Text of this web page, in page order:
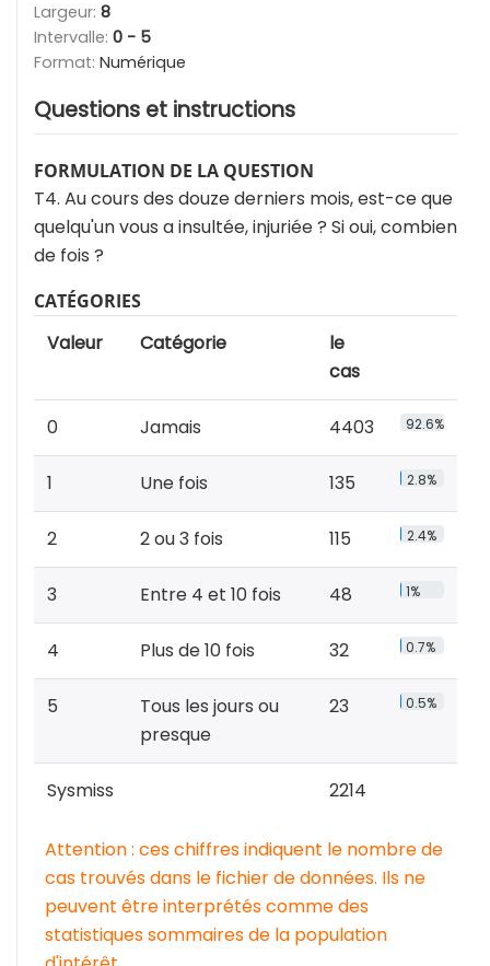
Largeur: 8
Intervalle: 0 - 5
Format: Numérique
Questions et instructions
FORMULATION DE LA QUESTION
T4. Au cours des douze derniers mois, est-ce que
quelqu'un vous a insultée, injuriée ? Si oui, combien
de fois ?
CATÉGORIES
Valeur Catégorie
le
cas
0 Jamais 4403 92.6%
1 Une fois 135 2.8%
2 2 ou 3 fois 115 2.4%
3 Entre 4 et 10 fois 48 1%
4 Plus de 10 fois 32 0.7%
5
Tous les jours ou
presque
23 0.5%
Sysmiss 2214
Attention : ces chiffres indiquent le nombre de
cas trouvés dans le fichier de données. Ils ne
peuvent être interprétés comme des
statistiques sommaires de la population